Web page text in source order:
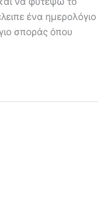
ένα ημερολόγιο
σποράς όπου